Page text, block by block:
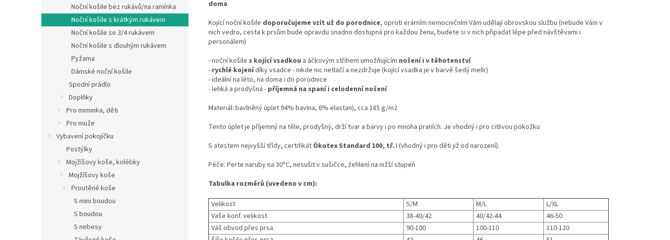
Noční košile bez rukávů/na ramínka
Noční košile s krátkým rukávem
Noční košile se 3/4 rukávem
Noční košile s dlouhým rukávem
Pyžama
Dámské noční košile
Spodní prádlo
Doplňky
Pro miminka, děti
Pro muže
Vybavení pokojíčku
Postýlky
Mojžíšovy koše, kolébky
Mojžíšovy koše
Proutěné koše
S mini boudou
S boudou
S nebesy
doma.
Kojící noční košile doporučujeme vzít už do porodnice, oproti erárním nemocničním Vám udělají obrovskou službu (nebude Vám v
nich vedro, cesta k prsům bude opravdu snadno dostupná pro každou ženu, budete si v nich připadat lépe před návštěvami i
personálem)
- noční košile s kojící vsadkou a áčkovým střihem umožňujícím nošení i v těhotenství
- rychlé kojenídíky vsadce - nikde nic netlačí a nezdržuje (kojící vsadka je v barvě šedý melír)
- ideální na léto, na doma i do porodnice
- lehká a prodyšná - příjemná na spaní i celodenní nošení
Materiál: bavlněný úplet 94% bavlna, 6% elastan), cca 185 g/m2
Tento úplet je příjemný na těle, prodyšný, drží tvar a barvy i po mnoha praních. Je vhodný i pro citlivou pokožku
S atestem nejvyšší třídy, certifikát Ökotex Standard 100, tř. I (vhodný i pro děti již od narození).
Péče: Perte naruby na 30°C, nesušit v sušičce, žehlení na nižší stupeň
Tabulka rozměrů (uvedeno v cm):
Velikost S/M M/L
L/XL
Vaše konf. velikost
38-40/42 40/42-44
46-50
Váš obvod přes prsa
90-100 100-110
110-120